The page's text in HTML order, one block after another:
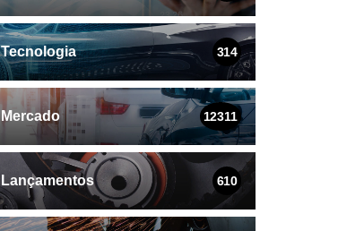
Tecnologia 314
Mercado 12311
Lançamentos 610